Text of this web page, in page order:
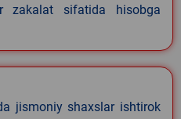
zakalat sifatida hisobga
jismoniy shaxslar ishtirok